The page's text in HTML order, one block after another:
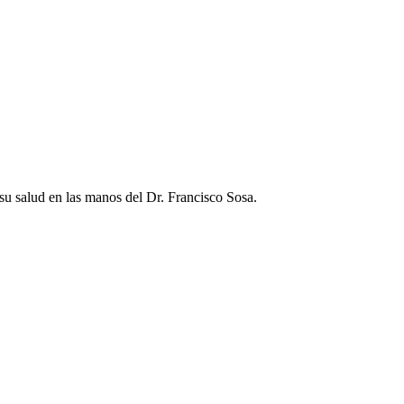
salud en las manos del Dr. Francisco Sosa.